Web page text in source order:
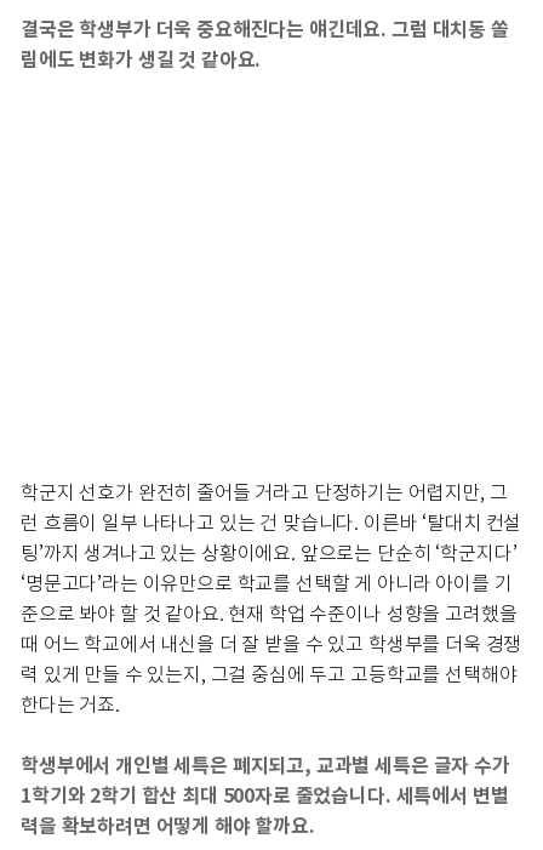
결국은 학생부가 더욱 중요해진다는 얘긴데요. 그럼 대치동 쏠
림에도 변화가 생길 것 같아요.
학군지 선호가 완전히 줄어들 거라고 단정하기는 어렵지만, 그
런 흐름이 일부 나타나고 있는 건 맞습니다. 이른바 ‘탈대치 컨설
팅’까지 생겨나고 있는 상황이에요. 앞으로는 단순히 ‘학군지다’
‘명문고다’라는 이유만으로 학교를 선택할 게 아니라 아이를 기
준으로 봐야 할 것 같아요. 현재 학업 수준이나 성향을 고려했을
때 어느 학교에서 내신을 더 잘 받을 수 있고 학생부를 더욱 경쟁
력 있게 만들 수 있는지, 그걸 중심에 두고 고등학교를 선택해야
한다는 거죠.
학생부에서 개인별 세특은 폐지되고, 교과별 세특은 글자 수가
1학기와 2학기 합산 최대 500자로 줄었습니다. 세특에서 변별
력을 확보하려면 어떻게 해야 할까요.